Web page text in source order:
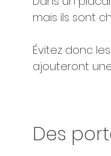
mais ils sont
Évitez donc
ajouteront
Des